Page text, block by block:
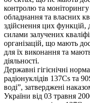
контролю та
обладнання та власних
здійснення цих функцій,
силами залучених
організацій, що мають
для їх виконання та
діяльності.
Державні гігієнічні
радіонуклідів 137Cs та
воді”, затверджені
України від 03 травня